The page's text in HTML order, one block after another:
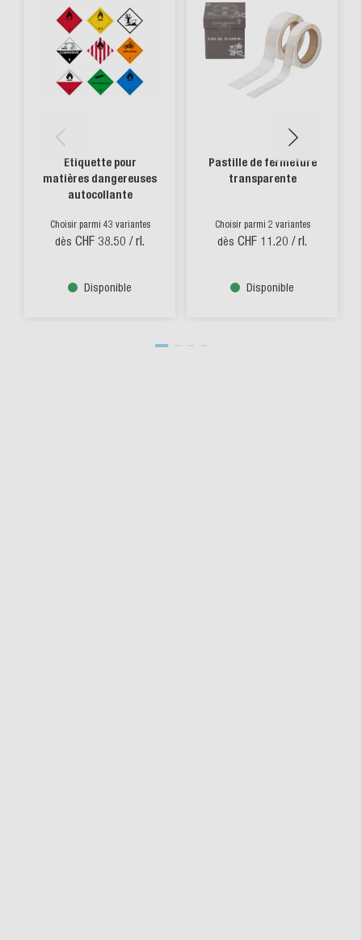
Etiquette pour
matières dangereuses
autocollante
Choisir parmi 43 variantes
dès CHF 38.50 / rl.
Disponible
Pastille de fermeture
transparente
Choisir parmi 2 variantes
dès CHF 11.20 / rl.
Disponible